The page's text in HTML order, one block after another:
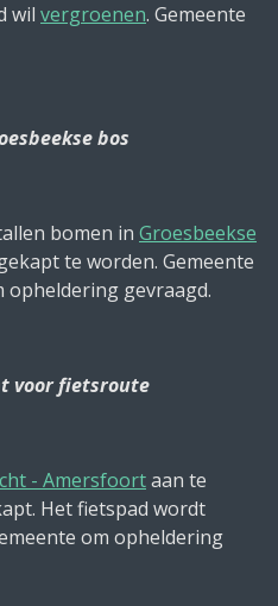
wil vergroenen. Gemeente
bos
bomen in Groesbeekse
te worden. Gemeente
gevraagd.
voor fietsroute
- Amersfoortaan te
Het fietspad wordt
om opheldering